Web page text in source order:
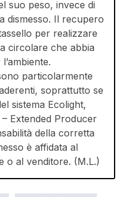
suo peso, invece di
dismesso. Il recupero
per realizzare
circolare che abbia
particolarmente
soprattutto se
sistema Ecolight,
Extended Producer
della corretta
è affidata al
o al venditore. (M.L.)